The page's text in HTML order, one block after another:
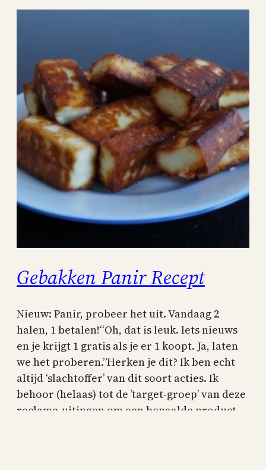
Gebakken Panir Recept
Nieuw: Panir, probeer het uit. Vandaag 2
halen, 1 betalen!“Oh, dat is leuk. Iets nieuws
en je krijgt 1 gratis als je er 1 koopt. Ja, laten
we het proberen.”Herken je dit? Ik ben echt
altijd ‘slachtoffer’ van dit soort acties. Ik
behoor (helaas) tot de ’target-groep’ van deze
reclame-uitingen om een bepaalde product